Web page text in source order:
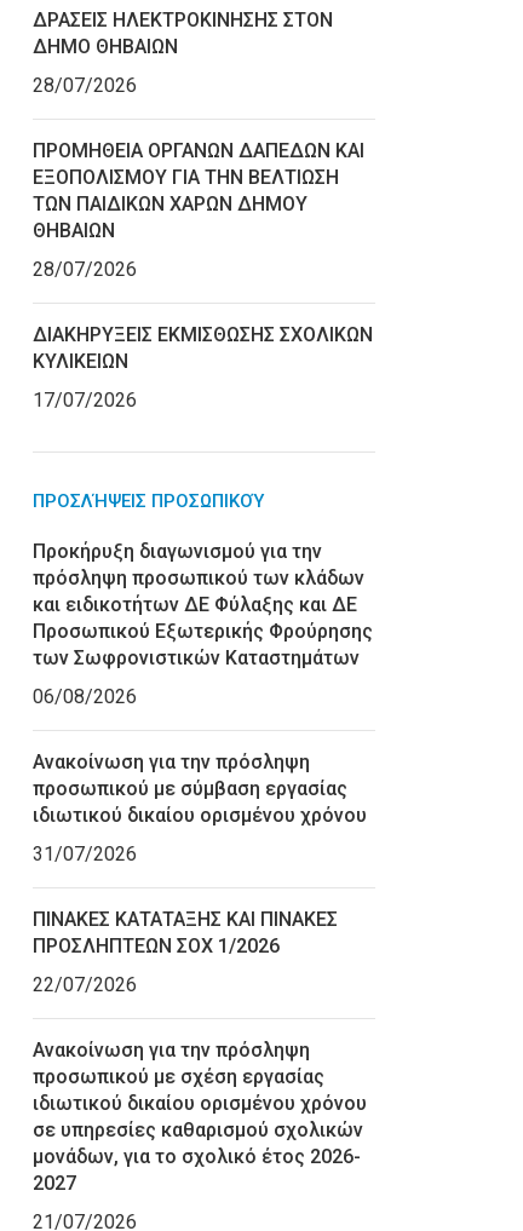
ΔΡΑΣΕΙΣ ΗΛΕΚΤΡΟΚΙΝΗΣΗΣ ΣΤΟΝ
ΔΗΜΟ ΘΗΒΑΙΩΝ
28/07/2026
ΠΡΟΜΗΘΕΙΑ ΟΡΓΑΝΩΝ ΔΑΠΕΔΩΝ ΚΑΙ
ΕΞΟΠΟΛΙΣΜΟΥ ΓΙΑ ΤΗΝ ΒΕΛΤΙΩΣΗ
ΤΩΝ ΠΑΙΔΙΚΩΝ ΧΑΡΩΝ ΔΗΜΟΥ
ΘΗΒΑΙΩΝ
28/07/2026
ΔΙΑΚΗΡΥΞΕΙΣ ΕΚΜΙΣΘΩΣΗΣ ΣΧΟΛΙΚΩΝ
ΚΥΛΙΚΕΙΩΝ
17/07/2026
ΠΡΟΣΛΉΨΕΙΣ ΠΡΟΣΩΠΙΚΟΎ
Προκήρυξη διαγωνισμού για την
πρόσληψη προσωπικού των κλάδων
και ειδικοτήτων ΔΕ Φύλαξης και ΔΕ
Προσωπικού Εξωτερικής Φρούρησης
των Σωφρονιστικών Καταστημάτων
06/08/2026
Ανακοίνωση για την πρόσληψη
προσωπικού με σύμβαση εργασίας
ιδιωτικού δικαίου ορισμένου χρόνου
31/07/2026
ΠΙΝΑΚΕΣ ΚΑΤΑΤΑΞΗΣ ΚΑΙ ΠΙΝΑΚΕΣ
ΠΡΟΣΛΗΠΤΕΩΝ ΣΟΧ 1/2026
22/07/2026
Ανακοίνωση για την πρόσληψη
προσωπικού με σχέση εργασίας
ιδιωτικού δικαίου ορισμένου χρόνου
σε υπηρεσίες καθαρισμού σχολικών
μονάδων, για το σχολικό έτος 2026-
2027
21/07/2026